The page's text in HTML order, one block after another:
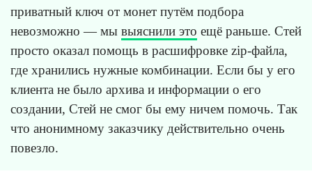
приватный ключ от монет путём подбора
невозможно — мы выяснили это ещё раньше. Стей
просто оказал помощь в расшифровке zip-файла,
где хранились нужные комбинации. Если бы у его
клиента не было архива и информации о его
создании, Стей не смог бы ему ничем помочь. Так
что анонимному заказчику действительно очень
повезло.